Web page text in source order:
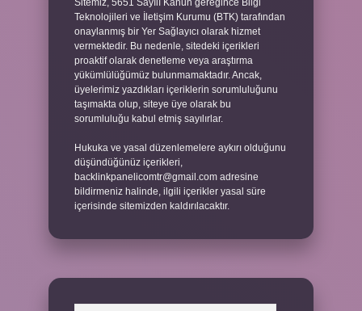
Sitemiz, 5651 Sayılı Kanun gereğince Bilgi
Teknolojileri ve İletişim Kurumu (BTK) tarafından
onaylanmış bir Yer Sağlayıcı olarak hizmet
vermektedir. Bu nedenle, sitedeki içerikleri
proaktif olarak denetleme veya araştırma
yükümlülüğümüz bulunmamaktadır. Ancak,
üyelerimiz yazdıkları içeriklerin sorumluluğunu
taşımakta olup, siteye üye olarak bu
sorumluluğu kabul etmiş sayılırlar.
Hukuka ve yasal düzenlemelere aykırı olduğunu
düşündüğünüz içerikleri,
backlinkpanelicomtr@gmail.com adresine
bildirmeniz halinde, ilgili içerikler yasal süre
içerisinde sitemizden kaldırılacaktır.